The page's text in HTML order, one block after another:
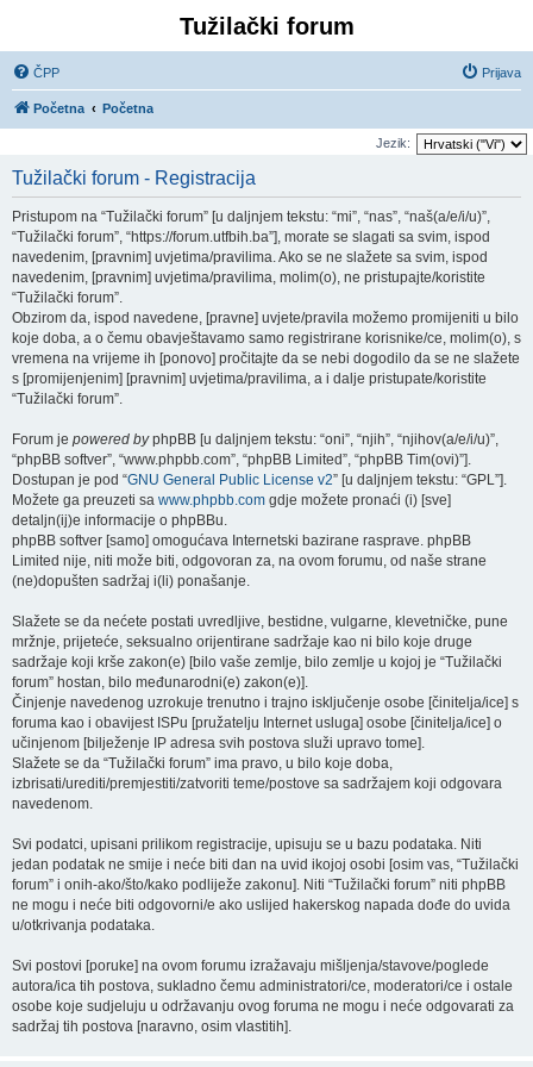
Tužilački forum
ČPP Prijava
Početna Početna
Jezik:
Tužilački forum - Registracija
Pristupom na “Tužilački forum” [u daljnjem tekstu: “mi”, “nas”, “naš(a/e/i/u)”,
“Tužilački forum”, “https://forum.utfbih.ba”], morate se slagati sa svim, ispod
navedenim, [pravnim] uvjetima/pravilima. Ako se ne slažete sa svim, ispod
navedenim, [pravnim] uvjetima/pravilima, molim(o), ne pristupajte/koristite
“Tužilački forum”.
Obzirom da, ispod navedene, [pravne] uvjete/pravila možemo promijeniti u bilo
koje doba, a o čemu obavještavamo samo registrirane korisnike/ce, molim(o), s
vremena na vrijeme ih [ponovo] pročitajte da se nebi dogodilo da se ne slažete
s [promijenjenim] [pravnim] uvjetima/pravilima, a i dalje pristupate/koristite
“Tužilački forum”.
Forum je powered byphpBB [u daljnjem tekstu: “oni”, “njih”, “njihov(a/e/i/u)”,
“phpBB softver”, “www.phpbb.com”, “phpBB Limited”, “phpBB Tim(ovi)”].
Dostupan je pod “GNU General Public License v2” [u daljnjem tekstu: “GPL”].
Možete ga preuzeti sa www.phpbb.com gdje možete pronaći (i) [sve]
detaljn(ij)e informacije o phpBBu.
phpBB softver [samo] omogućava Internetski bazirane rasprave. phpBB
Limited nije, niti može biti, odgovoran za, na ovom forumu, od naše strane
(ne)dopušten sadržaj i(li) ponašanje.
Slažete se da nećete postati uvredljive, bestidne, vulgarne, klevetničke, pune
mržnje, prijeteće, seksualno orijentirane sadržaje kao ni bilo koje druge
sadržaje koji krše zakon(e) [bilo vaše zemlje, bilo zemlje u kojoj je “Tužilački
forum” hostan, bilo međunarodni(e) zakon(e)].
Činjenje navedenog uzrokuje trenutno i trajno isključenje osobe [činitelja/ice] s
foruma kao i obavijest ISPu [pružatelju Internet usluga] osobe [činitelja/ice] o
učinjenom [bilježenje IP adresa svih postova služi upravo tome].
Slažete se da “Tužilački forum” ima pravo, u bilo koje doba,
izbrisati/urediti/premjestiti/zatvoriti teme/postove sa sadržajem koji odgovara
navedenom.
Svi podatci, upisani prilikom registracije, upisuju se u bazu podataka. Niti
jedan podatak ne smije i neće biti dan na uvid ikojoj osobi [osim vas, “Tužilački
forum” i onih-ako/što/kako podliježe zakonu]. Niti “Tužilački forum” niti phpBB
ne mogu i neće biti odgovorni/e ako uslijed hakerskog napada dođe do uvida
u/otkrivanja podataka.
Svi postovi [poruke] na ovom forumu izražavaju mišljenja/stavove/poglede
autora/ica tih postova, sukladno čemu administratori/ce, moderatori/ce i ostale
osobe koje sudjeluju u održavanju ovog foruma ne mogu i neće odgovarati za
sadržaj tih postova [naravno, osim vlastitih].